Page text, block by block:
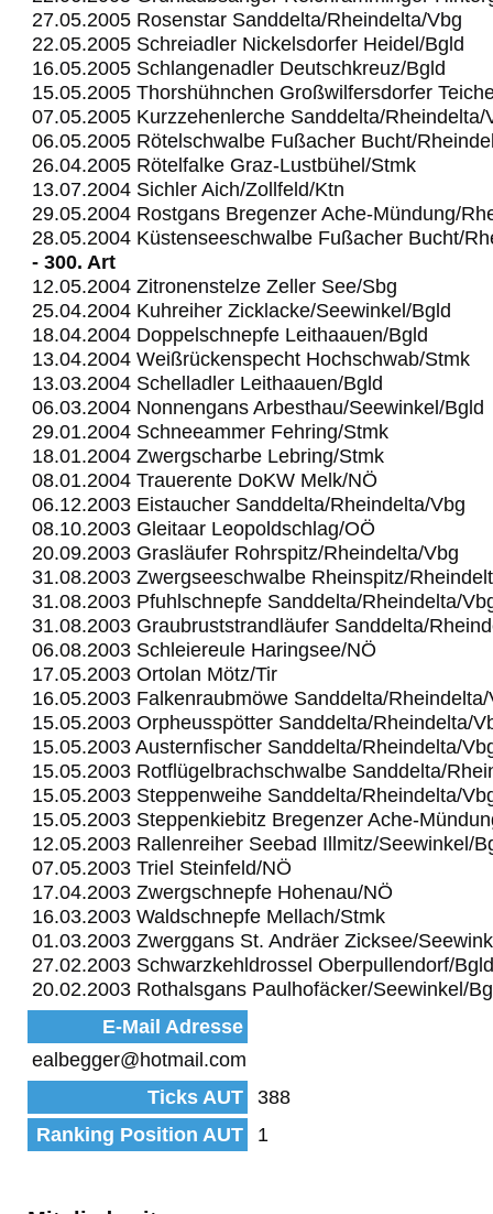
27.05.2005 Rosenstar Sanddelta/Rheindelta/Vbg
22.05.2005 Schreiadler Nickelsdorfer Heidel/Bgld
16.05.2005 Schlangenadler Deutschkreuz/Bgld
15.05.2005 Thorshühnchen Großwilfersdorfer
07.05.2005 Kurzzehenlerche Sanddelta/Rheindelta/
06.05.2005 Rötelschwalbe Fußacher Bucht/
26.04.2005 Rötelfalke Graz-Lustbühel/Stmk
13.07.2004 Sichler Aich/Zollfeld/Ktn
29.05.2004 Rostgans Bregenzer Ache-Mündung/
28.05.2004 Küstenseeschwalbe Fußacher Bucht/
- 300. Art
12.05.2004 Zitronenstelze Zeller See/Sbg
25.04.2004 Kuhreiher Zicklacke/Seewinkel/Bgld
18.04.2004 Doppelschnepfe Leithaauen/Bgld
13.04.2004 Weißrückenspecht Hochschwab/Stmk
13.03.2004 Schelladler Leithaauen/Bgld
06.03.2004 Nonnengans Arbesthau/Seewinkel/Bgld
29.01.2004 Schneeammer Fehring/Stmk
18.01.2004 Zwergscharbe Lebring/Stmk
08.01.2004 Trauerente DoKW Melk/NÖ
06.12.2003 Eistaucher Sanddelta/Rheindelta/Vbg
08.10.2003 Gleitaar Leopoldschlag/OÖ
20.09.2003 Grasläufer Rohrspitz/Rheindelta/Vbg
31.08.2003 Zwergseeschwalbe Rheinspitz/
31.08.2003 Pfuhlschnepfe Sanddelta/Rheindelta/
31.08.2003 Graubruststrandläufer Sanddelta/
06.08.2003 Schleiereule Haringsee/NÖ
17.05.2003 Ortolan Mötz/Tir
16.05.2003 Falkenraubmöwe Sanddelta/Rheindelta/
15.05.2003 Orpheusspötter Sanddelta/Rheindelta/
15.05.2003 Austernfischer Sanddelta/Rheindelta/
15.05.2003 Rotflügelbrachschwalbe Sanddelta/
15.05.2003 Steppenweihe Sanddelta/Rheindelta/
15.05.2003 Steppenkiebitz Bregenzer Ache-
12.05.2003 Rallenreiher Seebad Illmitz/Seewinkel/
07.05.2003 Triel Steinfeld/NÖ
17.04.2003 Zwergschnepfe Hohenau/NÖ
16.03.2003 Waldschnepfe Mellach/Stmk
01.03.2003 Zwerggans St. Andräer Zicksee/
27.02.2003 Schwarzkehldrossel Oberpullendorf/Bgld
20.02.2003 Rothalsgans Paulhofäcker/Seewinkel/
E-Mail Adresse
ealbegger@hotmail.com
Ticks AUT
388
Ranking Position AUT
1